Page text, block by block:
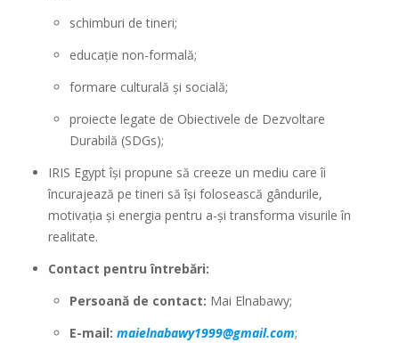
schimburi de tineri;
educație non-formală;
formare culturală și socială;
proiecte legate de Obiectivele de Dezvoltare
Durabilă (SDGs);
IRIS Egypt își propune să creeze un mediu care îi
încurajează pe tineri să își folosească gândurile,
motivația și energia pentru a-și transforma visurile în
realitate.
Contact pentru întrebări:
Persoană de contact: Mai Elnabawy;
E-mail: maielnabawy1999@gmail.com;